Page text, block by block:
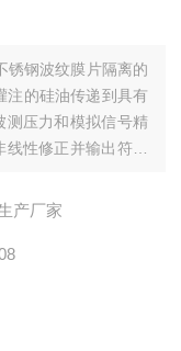
锈钢波纹膜片隔离的
注的硅油传递到具有
测压力和模拟信号精
性修正并输出符合
产厂家